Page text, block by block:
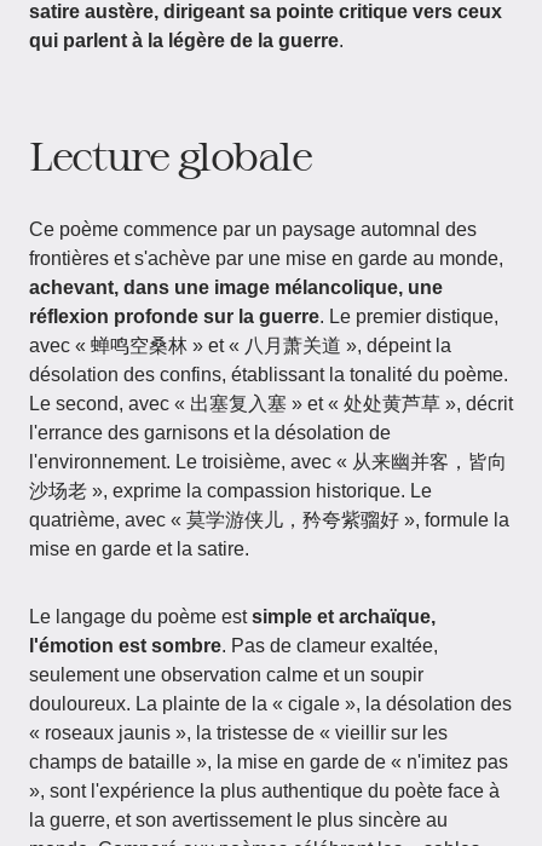
satire austère, dirigeant sa pointe critique vers ceux
qui parlent à la légère de la guerre.
Lecture globale
Ce poème commence par un paysage automnal des
frontières et s'achève par une mise en garde au monde,
achevant, dans une image mélancolique, une
réflexion profonde sur la guerre. Le premier distique,
avec « 蝉鸣空桑林 » et « 八月萧关道 », dépeint la
désolation des confins, établissant la tonalité du poème.
Le second, avec « 出塞复入塞 » et « 处处黄芦草 », décrit
l'errance des garnisons et la désolation de
l'environnement. Le troisième, avec « 从来幽并客，皆向
沙场老 », exprime la compassion historique. Le
quatrième, avec « 莫学游侠儿，矜夸紫骝好 », formule la
mise en garde et la satire.
Le langage du poème estsimple et archaïque,
l'émotion est sombre. Pas de clameur exaltée,
seulement une observation calme et un soupir
douloureux. La plainte de la « cigale », la désolation des
« roseaux jaunis », la tristesse de « vieillir sur les
champs de bataille », la mise en garde de « n'imitez pas
», sont l'expérience la plus authentique du poète face à
la guerre, et son avertissement le plus sincère au